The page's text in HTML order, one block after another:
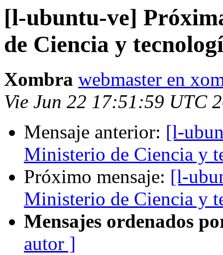
[l-ubuntu-ve]
de Ciencia y
Xombra webmaster en
Vie Jun 22 17:51:59 UTC
Mensaje anterior: [l-
Ministerio de Ciencia y
Próximo mensaje: [l-
Ministerio de Ciencia y
Mensajes ordenados
autor ]